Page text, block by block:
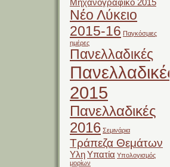
Μηχανογραφικο 2015
Νέο Λύκειο
2015-16 Παγκόσμιες
ημέρες
Πανελλαδικές
Πανελλαδικές
2015
Πανελλαδικές
2016 Σεμινάρια
Τράπεζα Θεμάτων
ΥληΥπατία Υπολογισμός
μορίων